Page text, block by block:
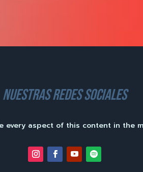
nuestras redes sociales
every aspect of this content in the